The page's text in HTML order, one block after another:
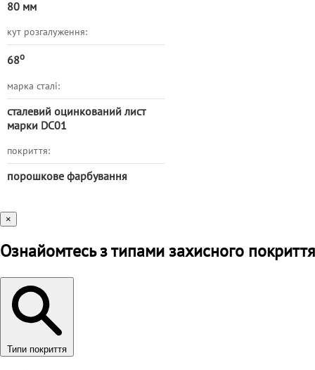
80 мм
кут розгалуження:
68о
марка сталі:
сталевий оцинкований лист
марки DC01
покриття:
порошкове фарбування
×
Ознайомтесь з типами захисного покриття
Типи покриття